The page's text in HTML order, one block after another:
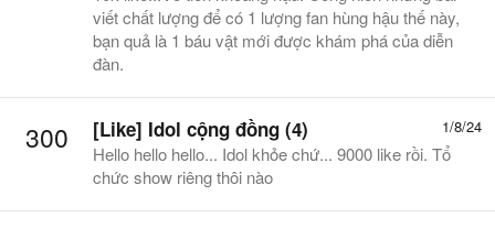
viết chất lượng để có 1 lượng fan hùng hậu thế này,
bạn quả là 1 báu vật mới được khám phá của diễn
đàn.
300 1/8/24
[Like] Idol cộng đồng (4)
Hello hello hello... Idol khỏe chứ... 9000 like rồi. Tổ
chức show riêng thôi nào